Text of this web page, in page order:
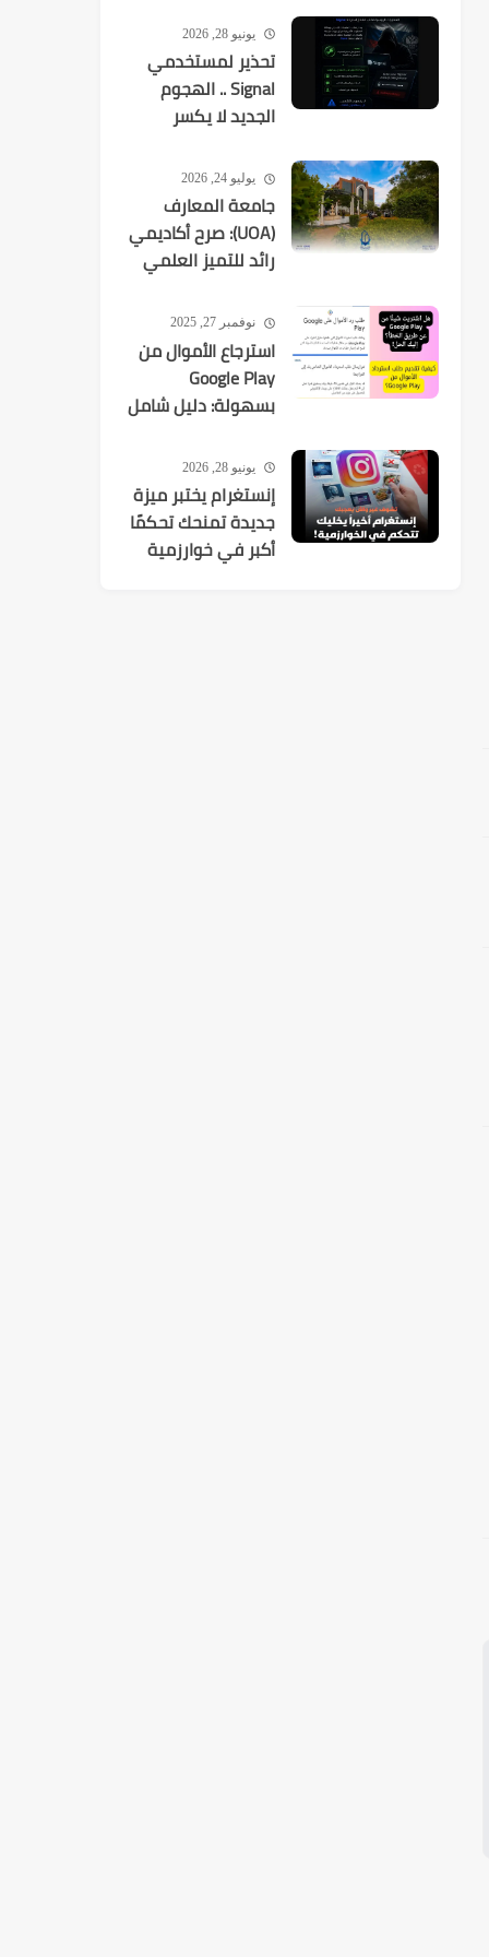
يونيو 28, 2026
تحذير لمستخدمي
Signal .. الهجوم
الجديد لا يكسر
يستهدفك
يوليو 24, 2026
جامعة المعارف
(UOA): صرح أكاديمي
رائد للتميز العلمي
نوفمبر 27, 2025
استرجاع الأموال من
Google Play
بسهولة: دليل شامل
يونيو 28, 2026
إنستغرام يختبر ميزة
جديدة تمنحك تحكمًا
أكبر في خوارزمية